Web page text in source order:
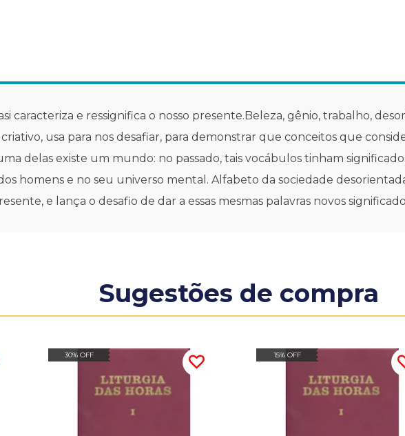
caracteriza e ressignifica o nosso presente.Beleza, gênio, trabalho,
usa para nos desafiar, para demonstrar que conceitos que
delas existe um mundo: no passado, tais vocábulos tinham
homens e no seu universo mental. Alfabeto da sociedade
e lança o desafio de dar a essas mesmas palavras novos
Sugestões de compra
30% OFF 15% OFF